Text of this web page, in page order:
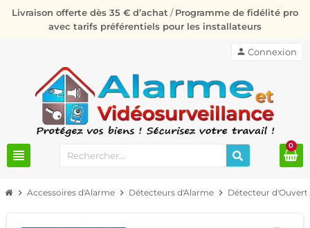
Livraison offerte dès 35 € d’achat /Programme de fidélité pro
avec tarifs préférentiels pour les installateurs
view_headline
person Connexion
0
chevron_right Accessoires d'Alarme chevron_right Détecteurs d'Alarme chevron_right Détecteur